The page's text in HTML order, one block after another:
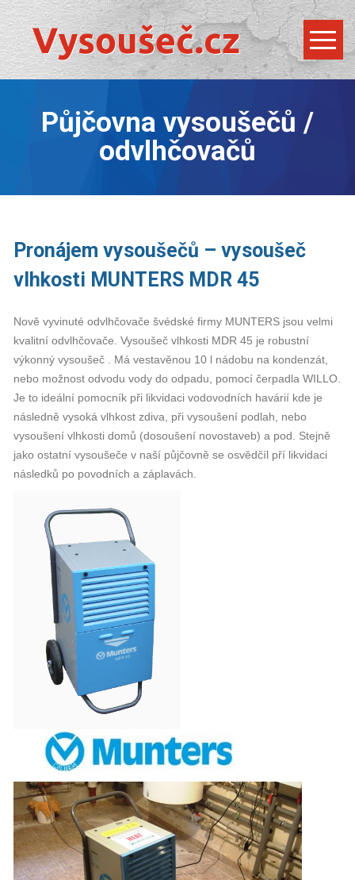
Půjčovna vysoušečů /
odvlhčovačů
Pronájem vysoušečů – vysoušeč
vlhkosti MUNTERS MDR 45
Nově vyvinuté odvlhčovače švédské firmy MUNTERS jsou velmi
kvalitní odvlhčovače. Vysoušeč vlhkosti MDR 45 je robustní
výkonný vysoušeč . Má vestavěnou 10 l nádobu na kondenzát,
nebo možnost odvodu vody do odpadu, pomocí čerpadla WILLO.
Je to ideální pomocník při likvidaci vodovodních havárií kde je
následně vysoká vlhkost zdiva, při vysoušení podlah, nebo
vysoušení vlhkosti domů (dosoušení novostaveb) a pod. Stejně
jako ostatní vysoušeče v naší půjčovně se osvědčíl pří likvidaci
následků po povodních a záplavách.